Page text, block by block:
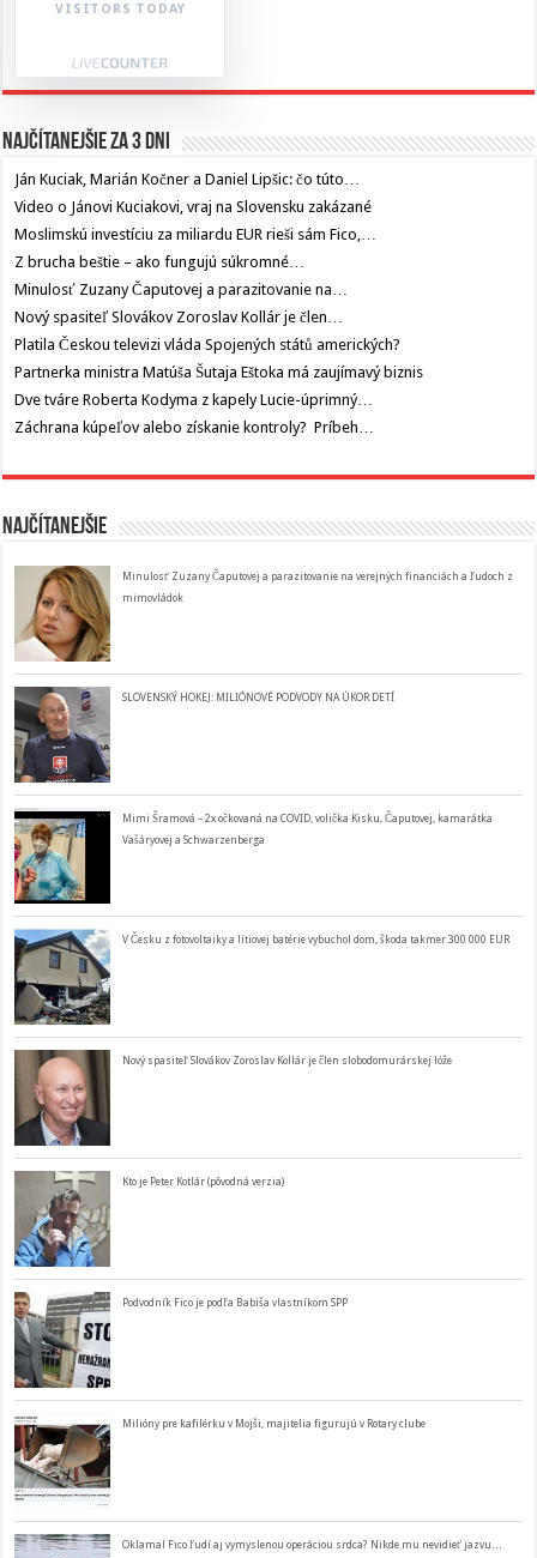
VISITORS TODAY
Najčítanejšie za 3 dni
Ján Kuciak, Marián Kočner a Daniel Lipšic: čo túto…
Video o Jánovi Kuciakovi, vraj na Slovensku zakázané
Moslimskú investíciu za miliardu EUR rieši sám Fico,…
Z brucha beštie – ako fungujú súkromné…
Minulosť Zuzany Čaputovej a parazitovanie na…
Nový spasiteľ Slovákov Zoroslav Kollár je člen…
Platila Českou televizi vláda Spojených států amerických?
Partnerka ministra Matúša Šutaja Eštoka má zaujímavý biznis
Dve tváre Roberta Kodyma z kapely Lucie-úprimný…
Záchrana kúpeľov alebo získanie kontroly? Príbeh…
Najčítanejšie
Minulosť Zuzany Čaputovej a parazitovanie na verejných financiách a ľudoch z
mimovládok
SLOVENSKÝ HOKEJ: MILIÓNOVÉ PODVODY NA ÚKOR DETÍ
Mimi Šramová – 2x očkovaná na COVID, volička Kisku, Čaputovej, kamarátka
Vašáryovej a Schwarzenberga
V Česku z fotovoltaiky a lítiovej batérie vybuchol dom, škoda takmer 300 000 EUR
Nový spasiteľ Slovákov Zoroslav Kollár je člen slobodomurárskej lóže
Kto je Peter Kotlár (pôvodná verzia)
Podvodník Fico je podľa Babiša vlastníkom SPP
Milióny pre kafilérku v Mojši, majitelia figurujú v Rotary clube
Oklamal Fico ľudí aj vymyslenou operáciou srdca? Nikde mu nevidieť jazvu…